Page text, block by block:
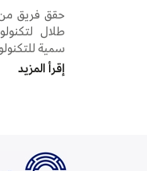
حقق فريق
طلال
سمية
إقرأ المزيد